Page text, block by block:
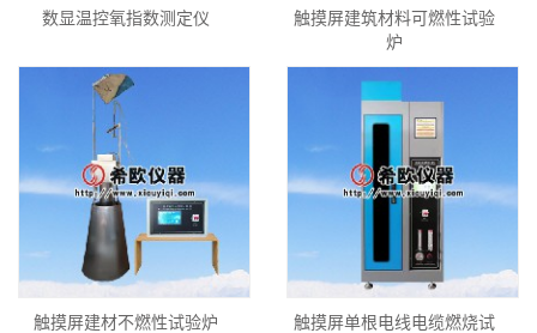
数显温控氧指数测定仪
触摸屏建筑材料可燃性试验
炉
触摸屏建材不燃性试验炉
触摸屏单根电线电缆燃烧试